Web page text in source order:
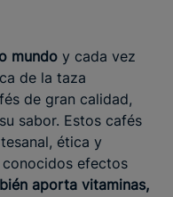
mundo y cada vez
de la taza
de gran calidad,
sabor. Estos cafés
ética y
efectos
aporta vitaminas,